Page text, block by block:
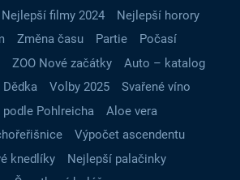
Nejlepší filmy 2024
Nejlepší horory
Změna času Partie
Počasí
ZOO Nové začátky
Auto – katalog
Volby 2025
Svařené víno
podle Pohlreicha
Aloe vera
Výpočet ascendentu
knedlíky
Nejlepší palačinky